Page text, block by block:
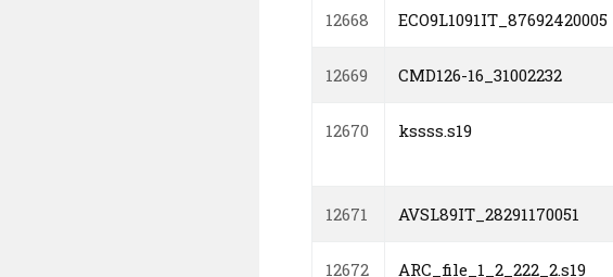
12668 ECO9L1091IT_87692420005
12669 CMD126-16_31002232
12670 kssss.s19
12671 AVSL89IT_28291170051
12672 ARC_file_1_2_222_2.s19